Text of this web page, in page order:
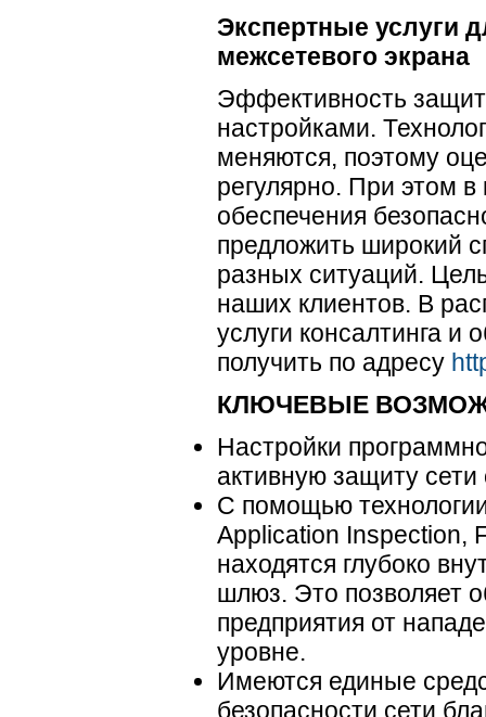
Экспертные услуги
межсетевого экрана
Эффективность
настройками.
меняются, поэтому
регулярно. При этом
обеспечения
предложить широкий
разных ситуаций.
наших клиентов. В
услуги консалтинга
получить по адресу
КЛЮЧЕВЫЕ
Настройки
активную защиту
С помощью
Application Inspection,
находятся глубоко
шлюз. Это позволяет
предприятия от
уровне.
Имеются единые
безопасности сети